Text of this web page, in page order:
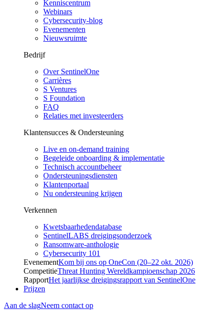
Kenniscentrum
Webinars
Cybersecurity-blog
Evenementen
Nieuwsruimte
Bedrijf
Over SentinelOne
Carrières
S Ventures
S Foundation
FAQ
Relaties met investeerders
Klantensucces & Ondersteuning
Live en on-demand training
Begeleide onboarding & implementatie
Technisch accountbeheer
Ondersteuningsdiensten
Klantenportaal
Nu ondersteuning krijgen
Verkennen
Kwetsbaarhedendatabase
SentinelLABS dreigingsonderzoek
Ransomware-anthologie
Cybersecurity 101
EvenementKom bij ons op OneCon (20–22 okt. 2026)
CompetitieThreat Hunting Wereldkampioenschap 2026
RapportHet jaarlijkse dreigingsrapport van SentinelOne
Prijzen
Aan de slagNeem contact op